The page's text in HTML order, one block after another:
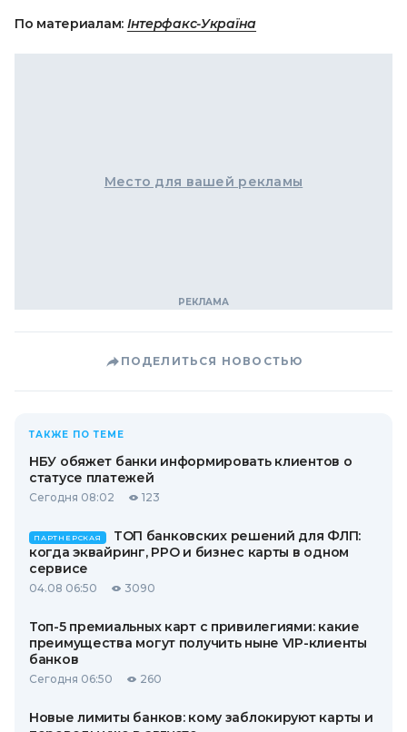
По материалам: Інтерфакс-Україна
Место для вашей рекламы
ПОДЕЛИТЬСЯ НОВОСТЬЮ
ТАКЖЕ ПО ТЕМЕ
НБУ обяжет банки информировать клиентов о
статусе платежей
Сегодня 08:02 123
ПАРТНЕРСКАЯ
ТОП банковских решений для ФЛП:
когда эквайринг, РРО и бизнес карты в одном
сервисе
04.08 06:50 3090
Топ-5 премиальных карт с привилегиями: какие
преимущества могут получить ныне VIP-клиенты
банков
Сегодня 06:50 260
Новые лимиты банков: кому заблокируют карты и